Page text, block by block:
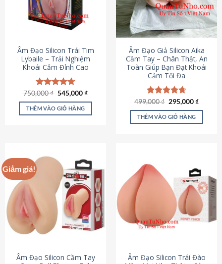
Âm Đạo Silicon Trái Tim
Lybaile – Trải Nghiệm
Khoái Cảm Đỉnh Cao
Được xếp
hạng4.70
5 sao
750,000₫ Giá
là:
750,000 ₫.
545,000₫Giá
tại
545,000 ₫.
THÊM VÀO GIỎ HÀNG
Âm Đạo Giả Silicon Aika
Cầm Tay – Chân Thật, An
Toàn Giúp Bạn Đạt Khoái
Cảm Tối Đa
Được xếp
hạng4.75
5 sao
499,000₫ Giá
là:
499,000 ₫.
295,000₫Giá
tại
THÊM VÀO GIỎ HÀNG
Giảm giá!
Âm Đạo Silicon Cầm Tay
Âm Đạo Silicon Trái Đào